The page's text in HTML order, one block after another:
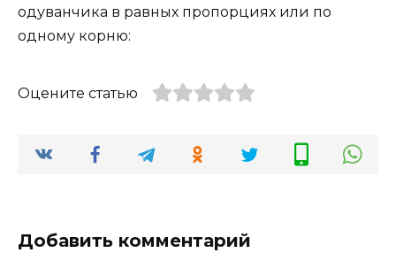
одуванчика в равных пропорциях или по
одному корню:
Оцените статью
Добавить комментарий